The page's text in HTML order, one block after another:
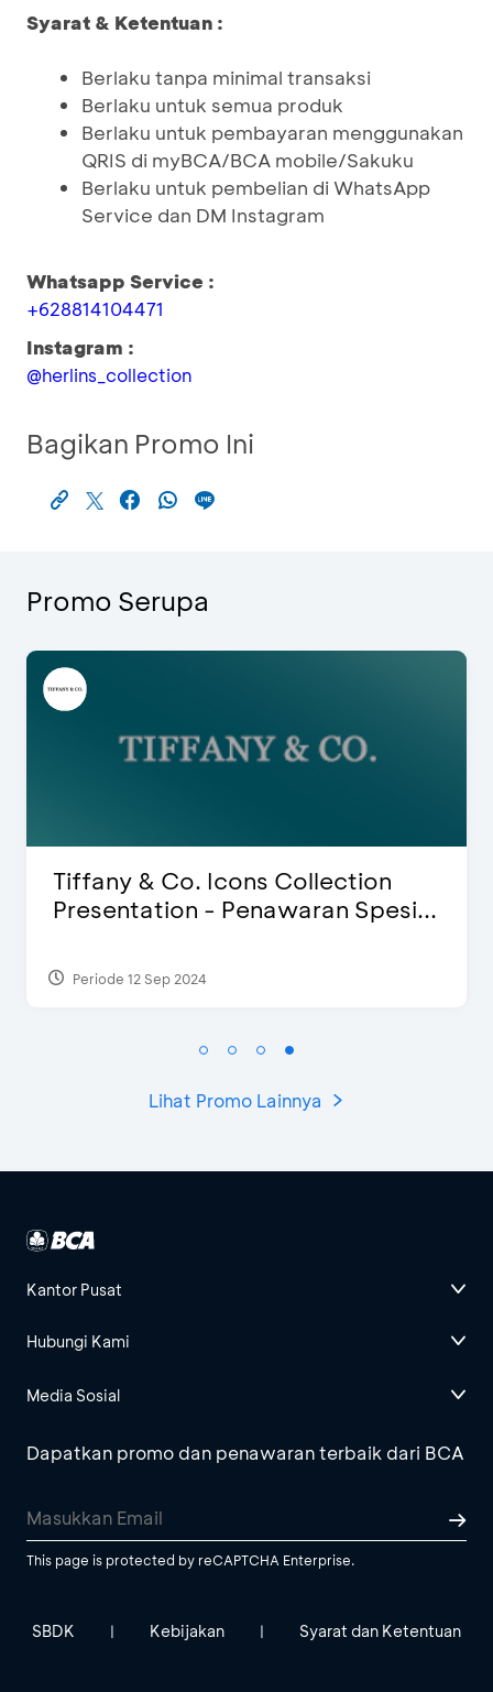
Syarat & Ketentuan :
Berlaku tanpa minimal transaksi
Berlaku untuk semua produk
Berlaku untuk pembayaran menggunakan
QRIS di myBCA/BCA mobile/Sakuku
Berlaku untuk pembelian di WhatsApp
Service dan DM Instagram
Whatsapp Service :
+628814104471
Instagram :
@herlins_collection
Bagikan Promo Ini
Promo Serupa
Blink Beauty Clinic - Diskon 25% &
Special Bonus
Periode 27 Mar 2025 - 31 Agt 2026
Lihat Promo Lainnya
Kantor Pusat
Hubungi Kami
Media Sosial
Dapatkan promo dan penawaran terbaik dari BCA
This page is protected by reCAPTCHA Enterprise.
SBDK | Kebijakan | Syarat dan Ketentuan